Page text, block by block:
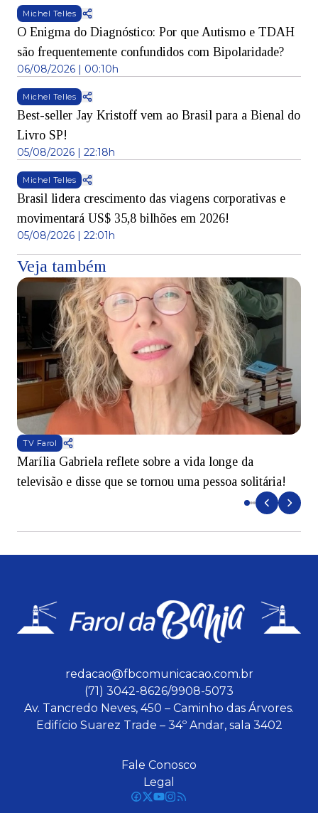
Michel Telles
O Enigma do Diagnóstico: Por que Autismo e TDAH
são frequentemente confundidos com Bipolaridade?
06/08/2026 | 00:10h
Michel Telles
Best-seller Jay Kristoff vem ao Brasil para a Bienal do
Livro SP!
05/08/2026 | 22:18h
Michel Telles
Brasil lidera crescimento das viagens corporativas e
movimentará US$ 35,8 bilhões em 2026!
05/08/2026 | 22:01h
Veja também
TV Farol
Marília Gabriela reflete sobre a vida longe da
televisão e disse que se tornou uma pessoa solitária!
redacao@fbcomunicacao.com.br
(71) 3042-8626/9908-5073
Av. Tancredo Neves, 450 – Caminho das Árvores.
Edifício Suarez Trade – 34º Andar, sala 3402
Fale Conosco
Legal